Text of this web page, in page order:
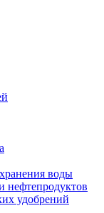
воды
нефтепродуктов
удобрений